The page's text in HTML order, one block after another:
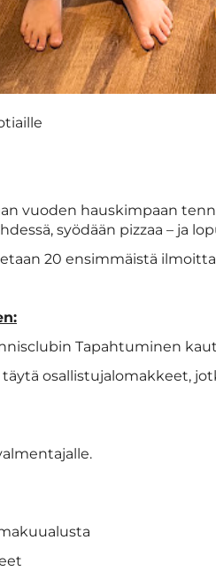
vuoden hauskimpaan
syödään pizzaa – ja
20 ensimmäistä
Tapahtuminen
täytä osallistujalomakkeet,